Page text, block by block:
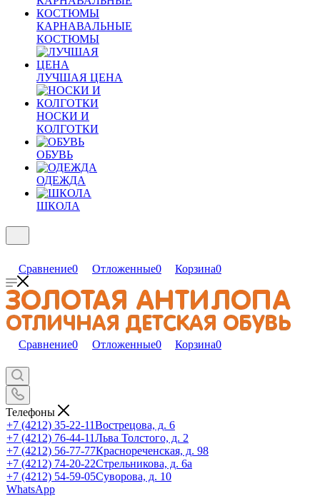
КАРНАВАЛЬНЫЕ
КОСТЮМЫ
ЛУЧШАЯ ЦЕНА
НОСКИ И
КОЛГОТКИ
ОБУВЬ
ОДЕЖДА
ШКОЛА
Сравнение0 Отложенные0 Корзина0
Сравнение0 Отложенные0 Корзина0
Телефоны
+7 (4212) 35-22-11Вострецова, д. 6
+7 (4212) 76-44-11Льва Толстого, д. 2
+7 (4212) 56-77-77Краснореченская, д. 98
+7 (4212) 74-20-22Стрельникова, д. 6а
+7 (4212) 54-59-05Суворова, д. 10
WhatsApp